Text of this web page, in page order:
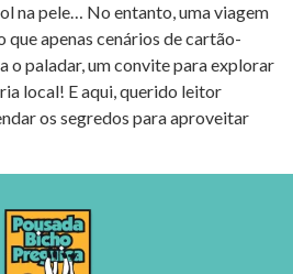
na pele… No entanto, uma viagem
apenas cenários de cartão-
o paladar, um convite para explorar
local! E aqui, querido leitor
os segredos para aproveitar